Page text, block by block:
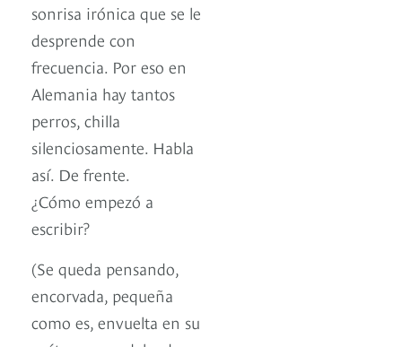
sonrisa irónica que se le
desprende con
frecuencia. Por eso en
Alemania hay tantos
perros, chilla
silenciosamente. Habla
así. De frente.
¿Cómo empezó a
escribir?
(Se queda pensando,
encorvada, pequeña
como es, envuelta en su